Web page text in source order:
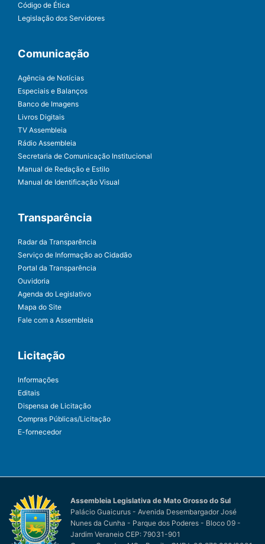
Código de Ética
Legislação dos Servidores
Comunicação
Agência de Notícias
Especiais e Balanços
Banco de Imagens
Livros Digitais
TV Assembleia
Rádio Assembleia
Secretaria de Comunicação Institucional
Manual de Redação e Estilo
Manual de Identificação Visual
Transparência
Radar da Transparência
Serviço de Informação ao Cidadão
Portal da Transparência
Ouvidoria
Agenda do Legislativo
Mapa do Site
Fale com a Assembleia
Licitação
Informações
Editais
Dispensa de Licitação
Compras Públicas/Licitação
E-fornecedor
Assembleia Legislativa de Mato Grosso do Sul
Palácio Guaicurus - Avenida Desembargador José
Nunes da Cunha - Parque dos Poderes - Bloco 09 -
Jardim Veraneio CEP: 79031-901